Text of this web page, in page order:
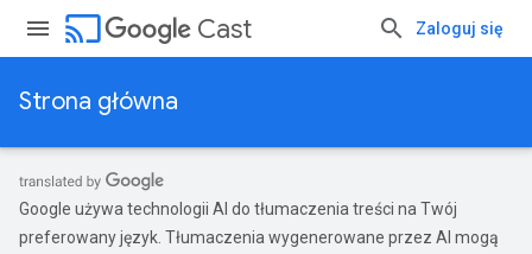
cast Cast Zaloguj się
Strona główna
Google używa technologii AI do tłumaczenia treści na Twój
preferowany język. Tłumaczenia wygenerowane przez AI mogą